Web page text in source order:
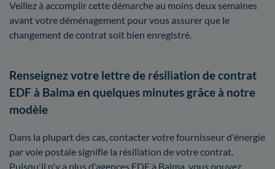
Veillez à accomplir cette démarche au moins deux semaines
avant votre déménagement pour vous assurer que le
changement de contrat soit bien enregistré.
Renseignez votre lettre de résiliation de contrat
EDF à Balma en quelques minutes grâce à notre
modèle
Dans la plupart des cas, contacter votre fournisseur d'énergie
par voie postale signifie la résiliation de votre contrat.
Puisqu'il n'y a plus d'agences EDF à Balma, vous pouvez